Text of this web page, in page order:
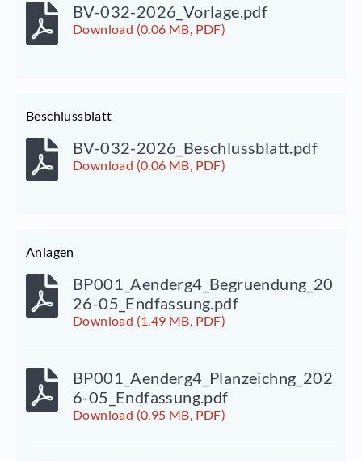
BV-032-2026_Vorlage.pdf
Download (0.06 MB, PDF)
Beschlussblatt
BV-032-2026_Beschlussblatt.pdf
Download (0.06 MB, PDF)
Anlagen
BP001_Aenderg4_Begruendung_20
26-05_Endfassung.pdf
Download (1.49 MB, PDF)
BP001_Aenderg4_Planzeichng_202
6-05_Endfassung.pdf
Download (0.95 MB, PDF)